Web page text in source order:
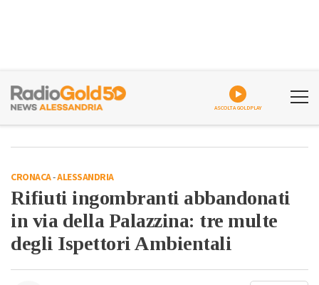
ASCOLTA GOLDPLAY
CRONACA-ALESSANDRIA
Rifiuti ingombranti abbandonati
in via della Palazzina: tre multe
degli Ispettori Ambientali